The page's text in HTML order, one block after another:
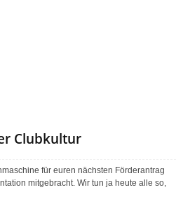
Clubkultur
für euren nächsten Förderantrag
mitgebracht. Wir tun ja heute alle so,